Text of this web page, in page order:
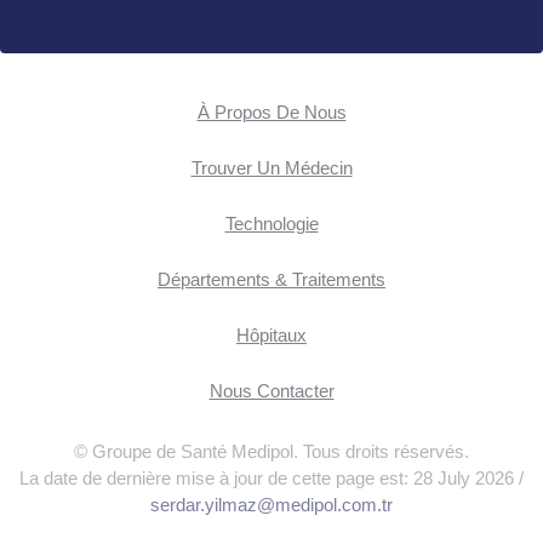
À Propos De Nous
Trouver Un Médecin
Technologie
Départements & Traitements
Hôpitaux
Nous Contacter
© Groupe de Santé Medipol. Tous droits réservés.
La date de dernière mise à jour de cette page est: 28 July 2026 /
serdar.yilmaz@medipol.com.tr